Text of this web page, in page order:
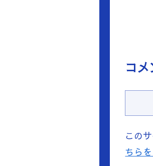
コメ
この
ちら